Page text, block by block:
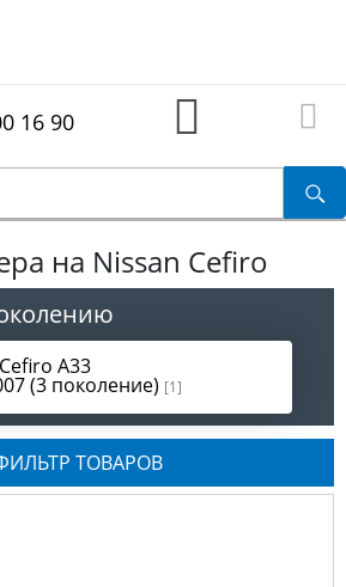
16 90
на Nissan Cefiro
A33
(3 поколение) [1]
ТОВАРОВ